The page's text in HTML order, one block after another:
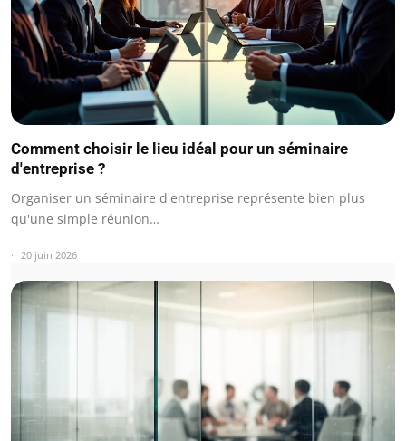
Comment choisir le lieu idéal pour un séminaire
d'entreprise ?
Organiser un séminaire d'entreprise représente bien plus
qu'une simple réunion…
20 juin 2026